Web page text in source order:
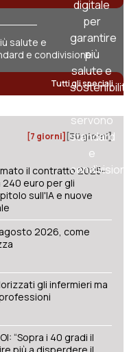
Collo
salute e
e condivisione
Tutti gli speciali
[7 giorni] [30 giorni]
il contratto 2025-
240 euro per gli
sull'IA e nuove
2026, come
gli infermieri ma
“Sopra i 40 gradi il